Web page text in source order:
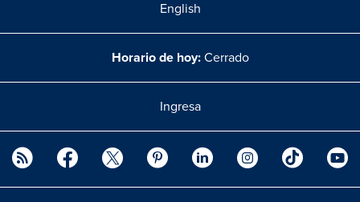
English
Horario de hoy: Cerrado
Ingresa